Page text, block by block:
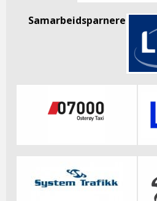
Samarbeidsparnere